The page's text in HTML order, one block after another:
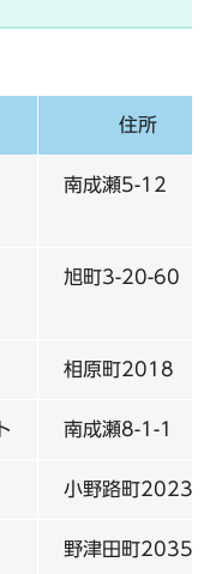
住所
南成瀬5-12
旭町3-20-60
相原町2018
南成瀬8-1-1
小野路町2023-
野津田町2035